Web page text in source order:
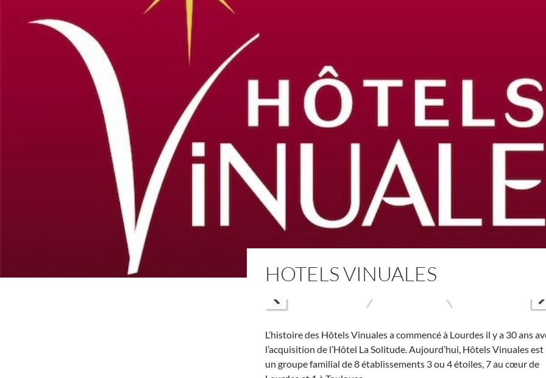
HOTELS VINUALES
L’histoire des Hôtels Vinuales a commencé à Lourdes il y a 30 ans
l’acquisition de l’Hôtel La Solitude. Aujourd’hui, Hôtels Vinuales est
un groupe familial de 8 établissements 3 ou 4 étoiles, 7 au cœur de